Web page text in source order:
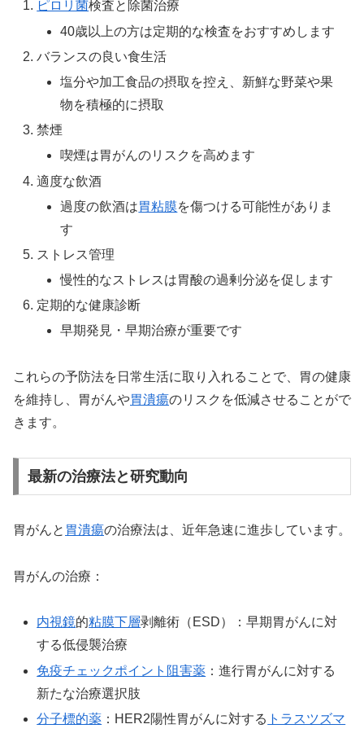
ピロリ菌検査と除菌治療
40歳以上の方は定期的な検査をおすすめします
バランスの良い食生活
塩分や加工食品の摂取を控え、新鮮な野菜や果
物を積極的に摂取
禁煙
喫煙は胃がんのリスクを高めます
適度な飲酒
過度の飲酒は胃粘膜を傷つける可能性がありま
す
ストレス管理
慢性的なストレスは胃酸の過剰分泌を促します
定期的な健康診断
早期発見・早期治療が重要です
これらの予防法を日常生活に取り入れることで、胃の健康
を維持し、胃がんや胃潰瘍のリスクを低減させることがで
きます。
最新の治療法と研究動向
胃がんと 胃潰瘍の治療法は、近年急速に進歩しています。
胃がんの治療：
内視鏡的粘膜下層剥離術（ESD）：早期胃がんに対
する低侵襲治療
免疫チェックポイント阻害薬 ：進行胃がんに対する
新たな治療選択肢
分子標的薬 ：HER2陽性胃がんに対する トラスツズマ